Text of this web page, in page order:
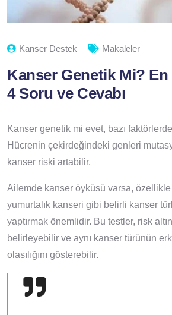
Kanser Destek Makaleler
Kanser Genetik Mi? En
4 Soru ve Cevabı
Kanser genetik mi evet, bazı
Hücrenin çekirdeğindeki genleri
kanser riski artabilir.
Ailemde kanser öyküsü varsa,
yumurtalık kanseri gibi belirli kanser
yaptırmak önemlidir. Bu testler, risk
belirleyebilir ve aynı kanser türünün
olasılığını gösterebilir.